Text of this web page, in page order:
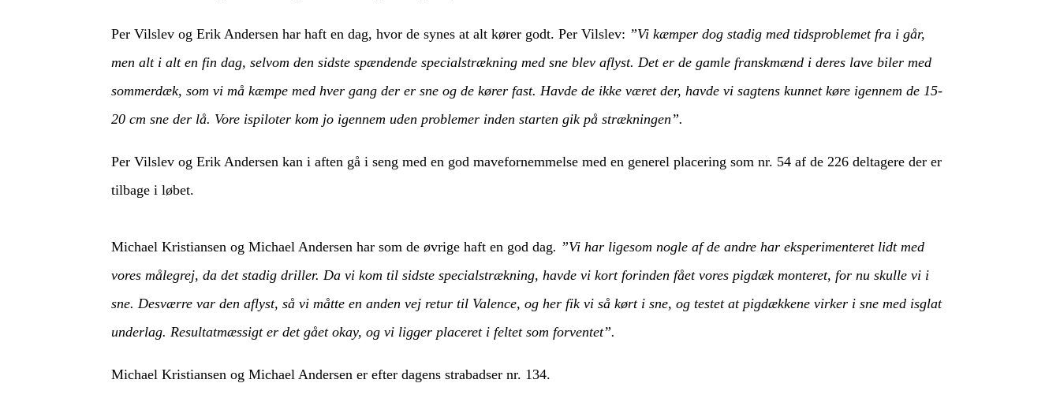
Per Vilslev og Erik Andersen har haft en dag, hvor de synes at alt kører godt. Per Vilslev: ”Vi kæmper dog stadig med tidsproblemet fra i går,
men alt i alt en fin dag, selvom den sidste spændende specialstrækning med sne blev aflyst. Det er de gamle franskmænd i deres lave biler med
sommerdæk, som vi må kæmpe med hver gang der er sne og de kører fast. Havde de ikke været der, havde vi sagtens kunnet køre igennem de 15-
20 cm sne der lå. Vore ispiloter kom jo igennem uden problemer inden starten gik på strækningen”.
Per Vilslev og Erik Andersen kan i aften gå i seng med en god mavefornemmelse med en generel placering som nr. 54 af de 226 deltagere der er
tilbage i løbet.
Michael Kristiansen og Michael Andersen har som de øvrige haft en god dag. ”Vi har ligesom nogle af de andre har eksperimenteret lidt med
vores målegrej, da det stadig driller. Da vi kom til sidste specialstrækning, havde vi kort forinden fået vores pigdæk monteret, for nu skulle vi i
sne. Desværre var den aflyst, så vi måtte en anden vej retur til Valence, og her fik vi så kørt i sne, og testet at pigdækkene virker i sne med isglat
underlag. Resultatmæssigt er det gået okay, og vi ligger placeret i feltet som forventet”.
Michael Kristiansen og Michael Andersen er efter dagens strabadser nr. 134.